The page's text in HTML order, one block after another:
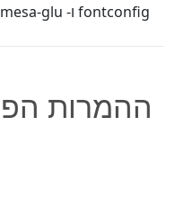
fontconfig ו- mesa-glu)
ההמרות